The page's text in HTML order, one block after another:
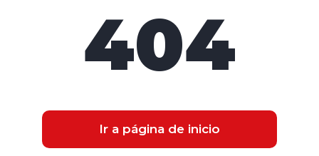
404
Ir a página de inicio